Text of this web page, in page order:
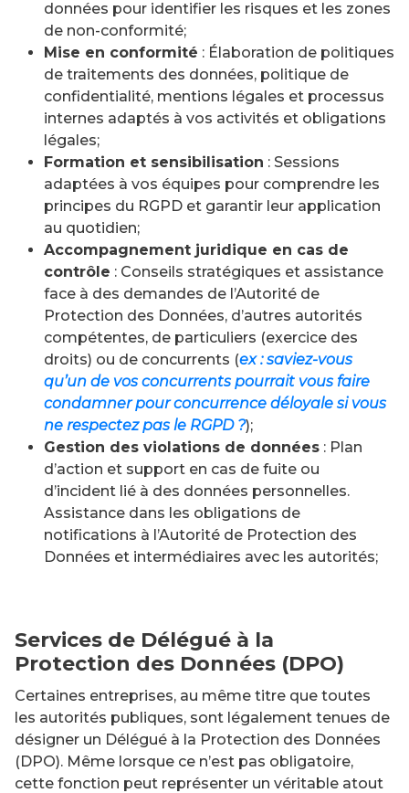
données pour identifier les risques et les zones
de non-conformité;
Mise en conformité : Élaboration de politiques
de traitements des données, politique de
confidentialité, mentions légales et processus
internes adaptés à vos activités et obligations
légales;
Formation et sensibilisation : Sessions
adaptées à vos équipes pour comprendre les
principes du RGPD et garantir leur application
au quotidien;
Accompagnement juridique en cas de
contrôle : Conseils stratégiques et assistance
face à des demandes de l’Autorité de
Protection des Données, d’autres autorités
compétentes, de particuliers (exercice des
droits) ou de concurrents (ex : saviez-vous
qu’un de vos concurrents pourrait vous faire
condamner pour concurrence déloyale si vous
ne respectez pas le RGPD ?);
Gestion des violations de données : Plan
d’action et support en cas de fuite ou
d’incident lié à des données personnelles.
Assistance dans les obligations de
notifications à l’Autorité de Protection des
Données et intermédiaires avec les autorités;
Services de Délégué à la
Protection des Données (DPO)
Certaines entreprises, au même titre que toutes
les autorités publiques, sont légalement tenues de
désigner un Délégué à la Protection des Données
(DPO). Même lorsque ce n’est pas obligatoire,
cette fonction peut représenter un véritable atout